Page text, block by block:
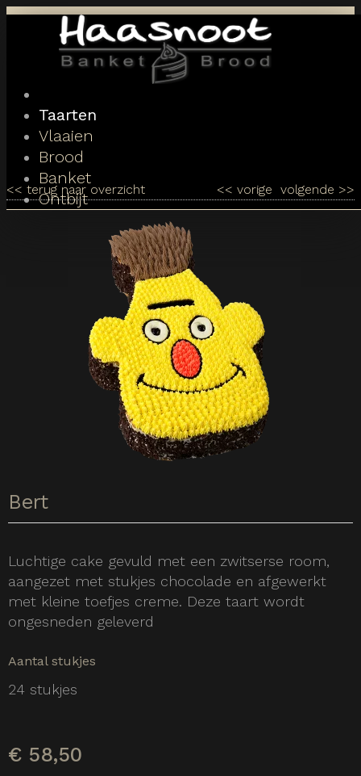
Toggle
navigation
Taarten
Vlaaien
Brood
Banket
Ontbijt
<< terug naar overzicht volgende >>
<< vorige
Bert
Luchtige cake gevuld met een zwitserse room,
aangezet met stukjes chocolade en afgewerkt
met kleine toefjes creme. Deze taart wordt
ongesneden geleverd
Aantal stukjes
24 stukjes
€ 58,50